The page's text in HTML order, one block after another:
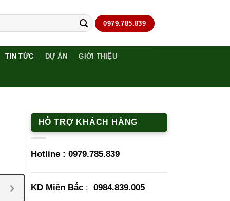
0979.785.839
TIN TỨC DỰ ÁN GIỚI THIỆU
HỖ TRỢ KHÁCH HÀNG
Hotline : 0979.785.839
KD Miền Bắc: 0984.839.005